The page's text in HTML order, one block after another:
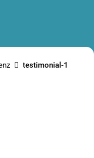
testimonial-1